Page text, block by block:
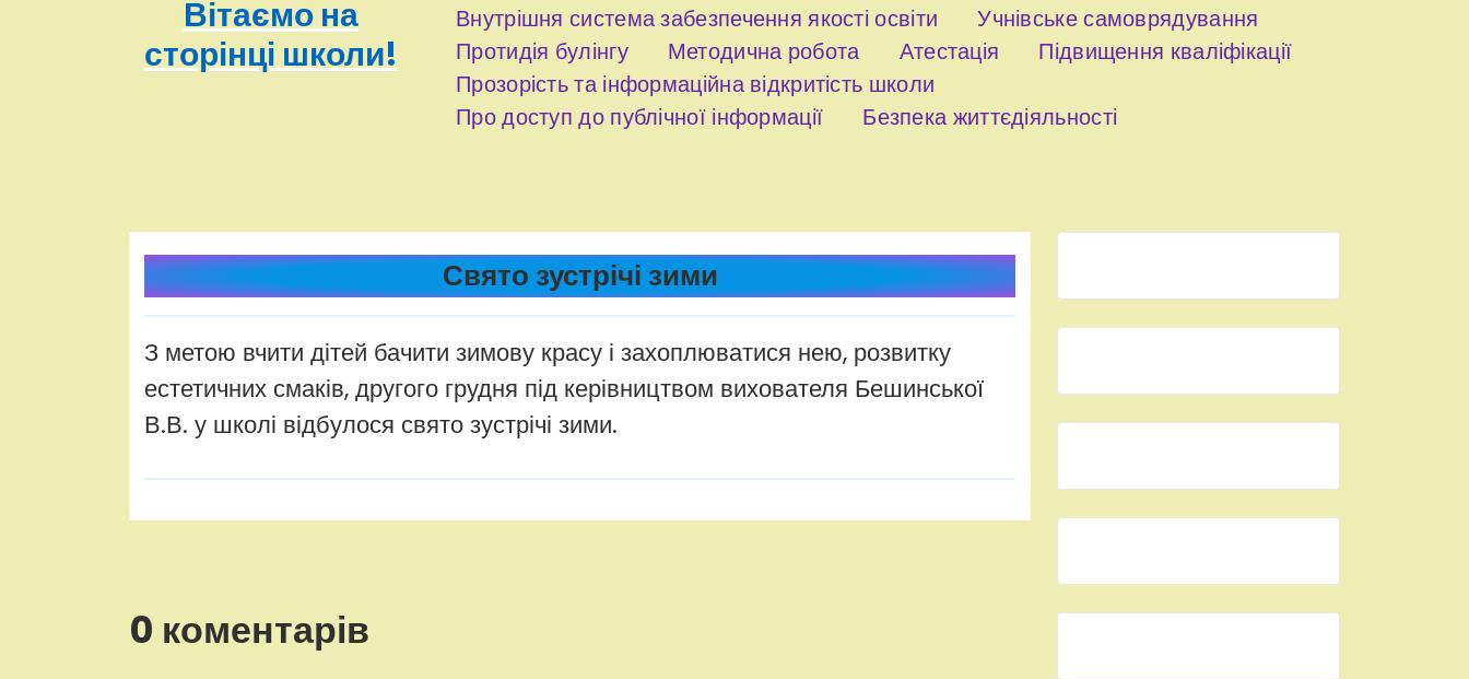
Вітаємо на
сторінці школи!
Внутрішня система забезпечення якості освіти
Учнівське самоврядування
Протидія булінгу
Методична робота Атестація
Підвищення кваліфікації
Прозорість та інформаційна відкритість школи
Про доступ до публічної інформації
Безпека життєдіяльності
Uncategorized Свято зустрічі зими
З метою вчити дітей бачити зимову красу і захоплюватися нею, розвитку
естетичних смаків, другого грудня під керівництвом вихователя Бешинської
В.В. у школі відбулося свято зустрічі зими.
0 коментарів